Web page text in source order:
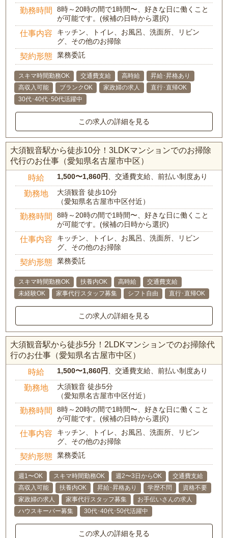
勤務時間
8時～20時の間で1時間〜、好きな日に働くこと
が可能です。(候補の日時から選択)
仕事内容
キッチン、トイレ、お風呂、洗面所、リビン
グ、その他のお掃除
契約形態 業務委託
スキマ時間勤務OK 交通費支給 高時給
昇給･昇格あり
高収入可能
ブランクOK 家政婦の求人
直行･直帰OK
30代･40代･50代活躍中
この求人の詳細を見る
大須観音駅から徒歩10分！3LDKマンションでのお掃除
代行のお仕事（愛知県名古屋市中区）
時給 1,500〜1,860円 、交通費支給、前払い制度あり
勤務地
大須観音 徒歩10分
（愛知県名古屋市中区付近）
勤務時間
8時～20時の間で1時間〜、好きな日に働くこと
が可能です。(候補の日時から選択)
仕事内容
キッチン、トイレ、お風呂、洗面所、リビン
グ、その他のお掃除
契約形態 業務委託
スキマ時間勤務OK 扶養内OK 高時給
交通費支給
未経験OK
家事代行スタッフ募集 シフト自由 直行･直帰OK
この求人の詳細を見る
大須観音駅から徒歩5分！2LDKマンションでのお掃除代
行のお仕事（愛知県名古屋市中区）
時給 1,500〜1,860円 、交通費支給、前払い制度あり
勤務地
大須観音 徒歩5分
（愛知県名古屋市中区付近）
勤務時間
8時～20時の間で1時間〜、好きな日に働くこと
が可能です。(候補の日時から選択)
仕事内容
キッチン、トイレ、お風呂、洗面所、リビン
グ、その他のお掃除
契約形態 業務委託
週1〜OK スキマ時間勤務OK 週2〜3日からOK
交通費支給
高収入可能
扶養内OK 昇給･昇格あり 学歴不問
資格不要
家政婦の求人
家事代行スタッフ募集
お手伝いさんの求人
ハウスキーパー募集
30代･40代･50代活躍中
この求人の詳細を見る